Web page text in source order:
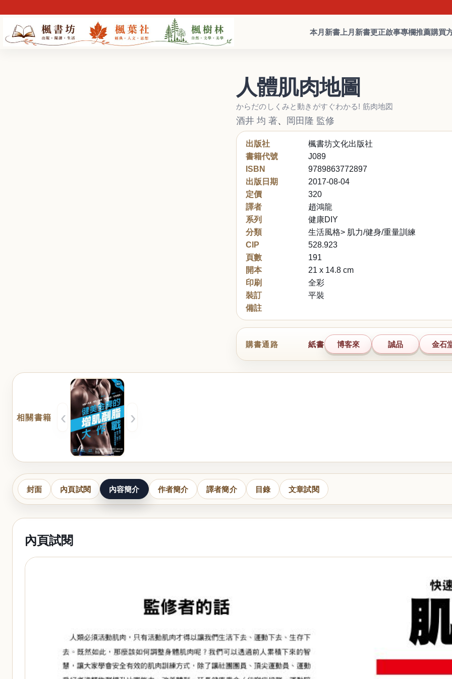
本月新書 上月新書更正啟事專欄推薦購買
人體肌肉地圖
からだのしくみと動きがすぐわかる! 筋肉地図
酒井 均 著、 岡田隆 監修
出版社
楓書坊文化出版社
書籍代號
J089
ISBN
9789863772897
出版日期
2017-08-04
定價
320
譯者
趙鴻龍
系列
健康DIY
分類
生活風格> 肌力/健身/重量訓練
CIP
528.923
頁數
191
開本
21 x 14.8 cm
印刷
全彩
裝訂
平裝
備註
購書通路 紙書 博客來 誠品 金石
相關書籍 ‹ ›
封面 內頁試閱 內容簡介 作者簡介 譯者簡介 目錄 文章試閱
內頁試閱